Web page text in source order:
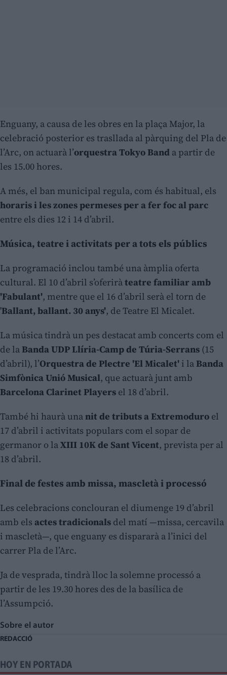
Enguany, a causa de les obres en la plaça Major, la
celebració posterior es trasllada al pàrquing del Pla de
l’Arc, on actuarà l’orquestra Tokyo Band a partir de
les 15.00 hores.
A més, el ban municipal regula, com és habitual, els
horaris i les zones permeses per a fer foc al parc
entre els dies 12 i 14 d’abril.
Música, teatre i activitats per a tots els públics
La programació inclou també una àmplia oferta
cultural. El 10 d’abril s’oferiràteatre familiar amb
'Fabulant', mentre que el 16 d’abril serà el torn de
'Ballant, ballant. 30 anys', de Teatre El Micalet.
La música tindrà un pes destacat amb concerts com el
de laBanda UDP Llíria-Camp de Túria-Serrans (15
d’abril), l’Orquestra de Plectre 'El Micalet' i laBanda
Simfònica Unió Musical, que actuarà junt amb
Barcelona Clarinet Players el 18 d’abril.
També hi haurà unanit de tributs a Extremoduro el
17 d’abril i activitats populars com el sopar de
germanor o laXIII 10K de Sant Vicent, prevista per al
18 d’abril.
Final de festes amb missa, mascletà i processó
Les celebracions conclouran el diumenge 19 d’abril
amb els actes tradicionals del matí —missa, cercavila
i mascletà—, que enguany es dispararà a l’inici del
carrer Pla de l’Arc.
Ja de vesprada, tindrà lloc la solemne processó a
partir de les 19.30 hores des de la basílica de
l’Assumpció.
Sobre el autor
REDACCIÓ
HOY EN PORTADA